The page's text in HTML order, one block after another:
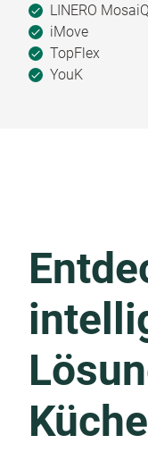
LINERO MosaiQ
iMove
TopFlex
YouK